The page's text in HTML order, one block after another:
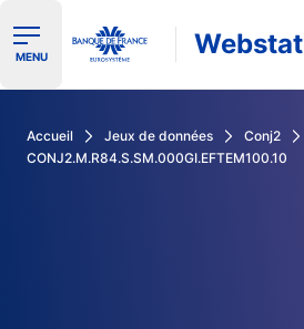
Ouvrir le menu de navigation
MENU Webstat
Accueil Jeux de données
Conj2
CONJ2.M.R84.S.SM.000GI.EFTEM100.10